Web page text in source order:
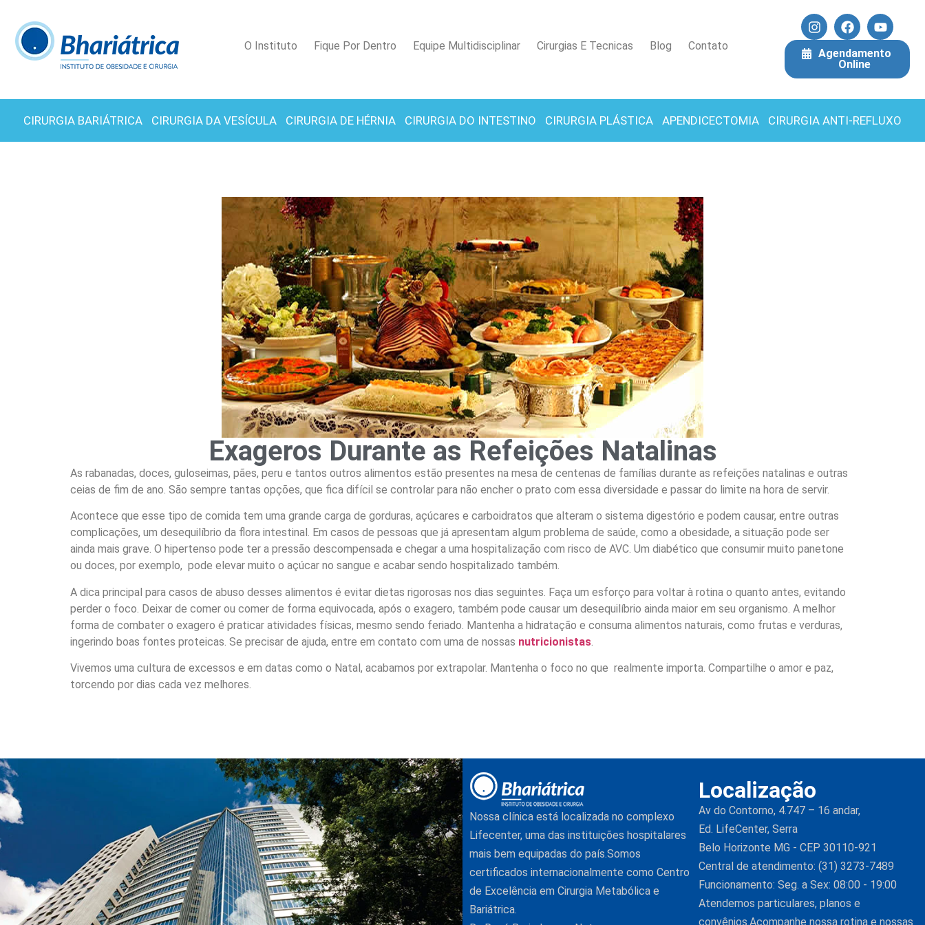
Agendamento
Online
O Instituto Fique Por Dentro Equipe Multidisciplinar Cirurgias E Tecnicas Blog Contato
CIRURGIA BARIÁTRICA CIRURGIA DA VESÍCULA CIRURGIA DE HÉRNIA CIRURGIA DO INTESTINO CIRURGIA PLÁSTICA APENDICECTOMIA CIRURGIA ANTI-REFLUXO
Exageros Durante as Refeições Natalinas
As rabanadas, doces, guloseimas, pães, peru e tantos outros alimentos estão presentes na mesa de centenas de famílias durante as refeições natalinas e outras
ceias de fim de ano. São sempre tantas opções, que fica difícil se controlar para não encher o prato com essa diversidade e passar do limite na hora de servir.
Acontece que esse tipo de comida tem uma grande carga de gorduras, açúcares e carboidratos que alteram o sistema digestório e podem causar, entre outras
complicações, um desequilíbrio da flora intestinal. Em casos de pessoas que já apresentam algum problema de saúde, como a obesidade, a situação pode ser
ainda mais grave. O hipertenso pode ter a pressão descompensada e chegar a uma hospitalização com risco de AVC. Um diabético que consumir muito panetone
ou doces, por exemplo, pode elevar muito o açúcar no sangue e acabar sendo hospitalizado também.
A dica principal para casos de abuso desses alimentos é evitar dietas rigorosas nos dias seguintes. Faça um esforço para voltar à rotina o quanto antes, evitando
perder o foco. Deixar de comer ou comer de forma equivocada, após o exagero, também pode causar um desequilíbrio ainda maior em seu organismo. A melhor
forma de combater o exagero é praticar atividades físicas, mesmo sendo feriado. Mantenha a hidratação e consuma alimentos naturais, como frutas e verduras,
ingerindo boas fontes proteicas. Se precisar de ajuda, entre em contato com uma de nossas nutricionistas
Vivemos uma cultura de excessos e em datas como o Natal, acabamos por extrapolar. Mantenha o foco no que realmente importa. Compartilhe o amor e paz,
torcendo por dias cada vez melhores.
Nossa clínica está localizada no complexo
Lifecenter, uma das instituições hospitalares
mais bem equipadas do país.Somos
certificados internacionalmente como Centro
de Excelência em Cirurgia Metabólica e
Bariátrica.
Localização
Av do Contorno, 4.747 – 16 andar,
Ed. LifeCenter, Serra
Belo Horizonte MG - CEP 30110-921
Central de atendimento: (31) 3273-7489
Funcionamento: Seg. a Sex: 08:00 - 19:00
Atendemos particulares, planos e
convênios.Acompanhe nossa rotina e nossas